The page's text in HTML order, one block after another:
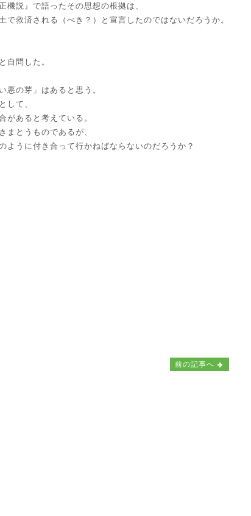
説』で語ったその思想の根拠は、
で救済される（べき？）と宣言したのではないだろうか。
自問した。
悪の芽」はあると思う。
して、
があると考えている。
まとうものであるが、
ように付き合って行かねばならないのだろうか？
前の記事へ